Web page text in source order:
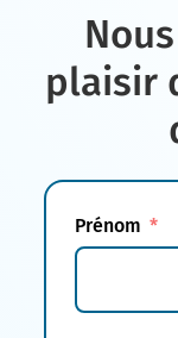
plaisir
Prénom